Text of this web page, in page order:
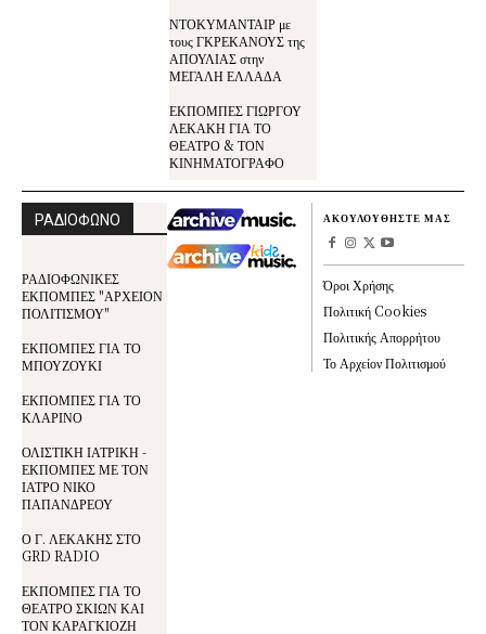
ΝΤΟΚΥΜΑΝΤΑΙΡ με
τους ΓΚΡΕΚΑΝΟΥΣ της
ΑΠΟΥΛΙΑΣ στην
ΜΕΓΑΛΗ ΕΛΛΑΔΑ
ΕΚΠΟΜΠΕΣ ΓΙΩΡΓΟΥ
ΛΕΚΑΚΗ ΓΙΑ ΤΟ
ΘΕΑΤΡΟ & ΤΟΝ
ΚΙΝΗΜΑΤΟΓΡΑΦΟ
ΡΑΔΙΟΦΩΝΟ
ΡΑΔΙΟΦΩΝΙΚΕΣ
ΕΚΠΟΜΠΕΣ "ΑΡΧΕΙΟΝ
ΠΟΛΙΤΙΣΜΟΥ"
ΕΚΠΟΜΠΕΣ ΓΙΑ ΤΟ
ΜΠΟΥΖΟΥΚΙ
ΕΚΠΟΜΠΕΣ ΓΙΑ ΤΟ
ΚΛΑΡΙΝΟ
ΟΛΙΣΤΙΚΗ ΙΑΤΡΙΚΗ -
ΕΚΠΟΜΠΕΣ ΜΕ ΤΟΝ
ΙΑΤΡΟ ΝΙΚΟ
ΠΑΠΑΝΔΡΕΟΥ
Ο Γ. ΛΕΚΑΚΗΣ ΣΤΟ
GRD RADIO
ΕΚΠΟΜΠΕΣ ΓΙΑ ΤΟ
ΘΕΑΤΡΟ ΣΚΙΩΝ ΚΑΙ
ΤΟΝ ΚΑΡΑΓΚΙΟΖΗ
ΑΚΟΥΛΟΥΘΗΣΤΕ ΜΑΣ
Όροι Χρήσης
Πολιτική Cookies
Πολιτικής Απορρήτου
Το Αρχείον Πολιτισμού